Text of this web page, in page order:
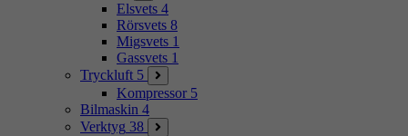
Elsvets 4
Rörsvets 8
Migsvets 1
Gassvets 1
Tryckluft 5
Kompressor 5
Bilmaskin 4
Verktyg 38